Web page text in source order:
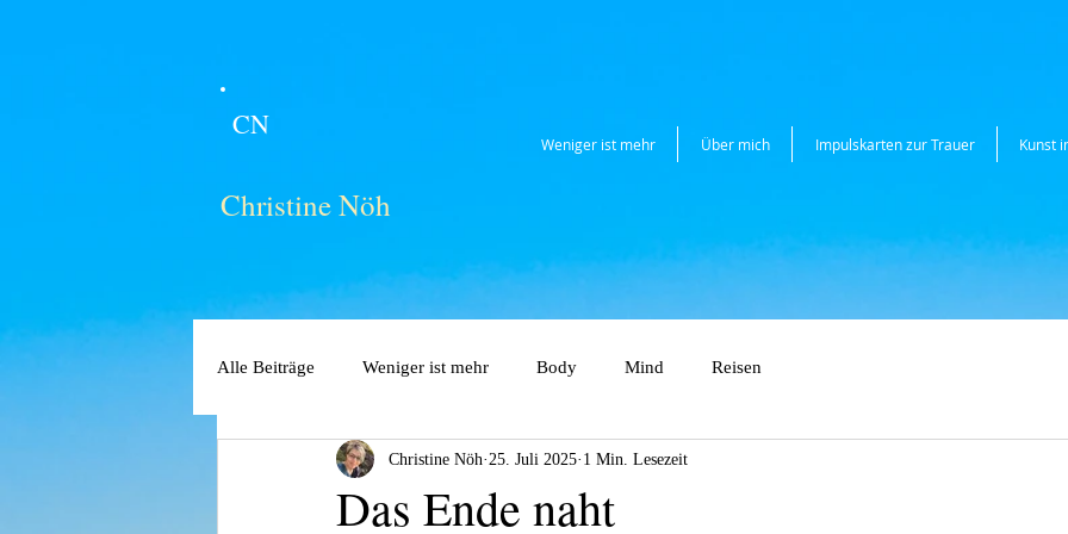
Weniger ist mehr Über mich Impulskarten zur Trauer Kunst
CN
Christine Nöh
Alle Beiträge Weniger ist mehr Body Mind Reisen
Das Ende naht
Christine Nöh 25. Juli 2025 1 Min. Lesezeit